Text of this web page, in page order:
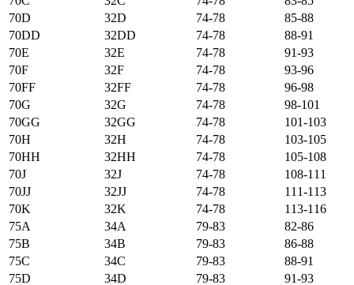
70D
32D 74-78
85-88
70DD
32DD 74-78
88-91
70E
32E 74-78
91-93
70F
32F 74-78
93-96
70FF
32FF 74-78
96-98
70G
32G 74-78
98-101
70GG
32GG 74-78
101-103
70H
32H 74-78
103-105
70HH
32HH 74-78
105-108
70J
32J 74-78
108-111
70JJ
32JJ 74-78
111-113
70K
32K 74-78
113-116
75А
34А 79-83
82-86
75B
34B 79-83
86-88
75C
34C 79-83
88-91
75D
34D 79-83
91-93